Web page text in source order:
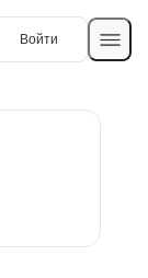
Войти